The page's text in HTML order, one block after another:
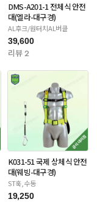
DMS-A201-1 전체식 안전
대(엘라-대구경)
AL후크/원터치AL버클
39,600
리뷰 2
K031-51 국제 상체식 안전
대(웨빙-대구경)
ST훅,수동
19,250